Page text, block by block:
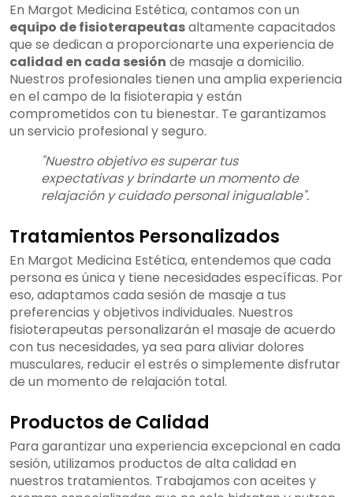
En Margot Medicina Estética, contamos con un
equipo de fisioterapeutasaltamente capacitados
que se dedican a proporcionarte una experiencia de
calidad en cada sesión de masaje a domicilio.
Nuestros profesionales tienen una amplia experiencia
en el campo de la fisioterapia y están
comprometidos con tu bienestar. Te garantizamos
un servicio profesional y seguro.
"Nuestro objetivo es superar tus
expectativas y brindarte un momento de
relajación y cuidado personal inigualable".
Tratamientos Personalizados
En Margot Medicina Estética, entendemos que cada
persona es única y tiene necesidades específicas. Por
eso, adaptamos cada sesión de masaje a tus
preferencias y objetivos individuales. Nuestros
fisioterapeutas personalizarán el masaje de acuerdo
con tus necesidades, ya sea para aliviar dolores
musculares, reducir el estrés o simplemente disfrutar
de un momento de relajación total.
Productos de Calidad
Para garantizar una experiencia excepcional en cada
sesión, utilizamos productos de alta calidad en
nuestros tratamientos. Trabajamos con aceites y